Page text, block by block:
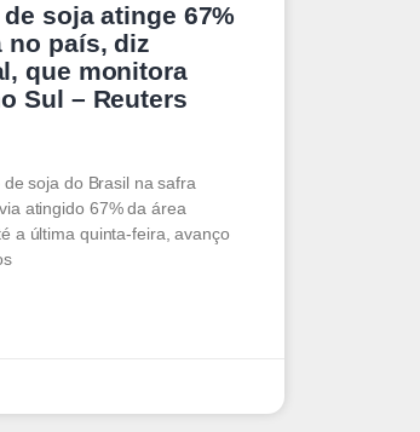
soja atinge 67%
no país, diz
que monitora
Sul – Reuters
soja do Brasil na safra
atingido 67% da área
a última quinta-feira, avanço